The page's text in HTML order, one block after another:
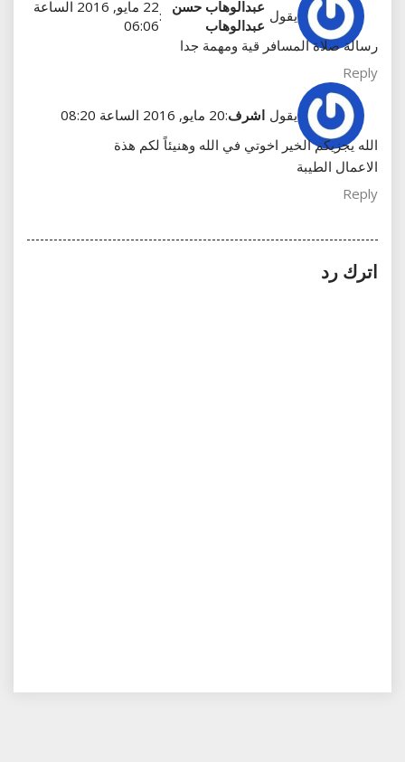
يقول
عبدالوهاب حسن
عبدالوهاب
:
22 مايو, 2016 الساعة
06:06
رسالة صلاة المسافر قية ومهمة جدا
Reply
يقول اشرف:20 مايو, 2016 الساعة 08:20
الله يجزيكم الخير اخوتي في الله وهنيئاً لكم هذة
الاعمال الطيبة
Reply
اترك رد